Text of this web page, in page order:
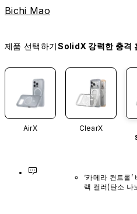
Bichi Mao
제품 선택하기SolidX 강력한 충격
AirX ClearX
‘카메라 컨트롤
랙 컬러(탄소 나